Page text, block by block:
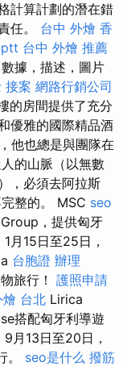
計算計劃的潛在錯
任。 台中 外燴 香
ptt 台中 外燴 推薦
據，描述，圖片
接案 網路行銷公司
的房間提供了充分
優雅的國際精品酒
他也總是與團隊在
的山脈（以無數
，必須去阿拉斯
整的。 MSC seo
Group，提供匈牙
1月15日至25日，
台胞證 辦理
旅行！ 護照申請
台北 Lirica
搭配匈牙利導遊
| 9月13日至20日，
。 seo是什么 撥筋